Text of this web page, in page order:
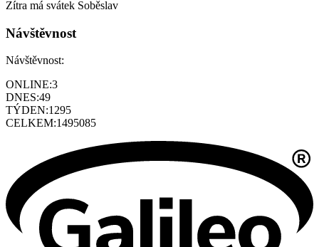
Zítra má svátek Soběslav
Návštěvnost
Návštěvnost:
ONLINE:3
DNES:49
TÝDEN:1295
CELKEM:1495085